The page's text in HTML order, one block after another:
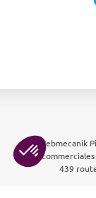
Webmecanik
439